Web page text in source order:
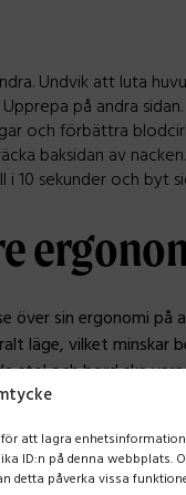
att lagra
ID:n på denna webbplats.
detta påverka vissa
Undvik att luta
på andra sidan.
och förbättra
baksidan av nacken.
10 sekunder och byt
sin ergonomi
läge, vilket minskar
stol och bord ska
varje timme
en arbetsmiljö
i nacken.